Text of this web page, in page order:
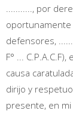
..........., por
oportunamente
defensores,
F° ...
causa
dirijo y
presente, en